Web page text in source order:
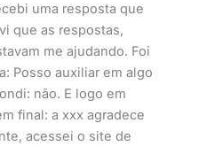
uma resposta que
que as respostas,
me ajudando. Foi
Posso auxiliar em algo
não. E logo em
final: a xxx agradece
acessei o site de